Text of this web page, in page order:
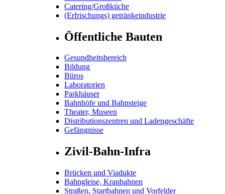
Catering/Großküche
(Erfrischungs) getränkeindustrie
Öffentliche Bauten
Gesundheitsbereich
Bildung
Büros
Laboratorien
Parkhäuser
Bahnhöfe und Bahnsteige
Theater, Museen
Distributionszentren und Ladengeschäfte
Gefängnisse
Zivil-Bahn-Infra
Brücken und Viadukte
Bahngleise, Kranbahnen
Straßen, Startbahnen und Vorfelder